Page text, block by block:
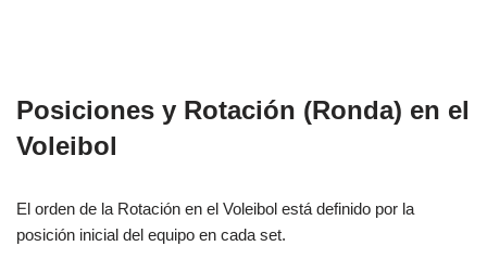
Posiciones y Rotación (Ronda) en el
Voleibol
El orden de la Rotación en el Voleibol está definido por la
posición inicial del equipo en cada set.